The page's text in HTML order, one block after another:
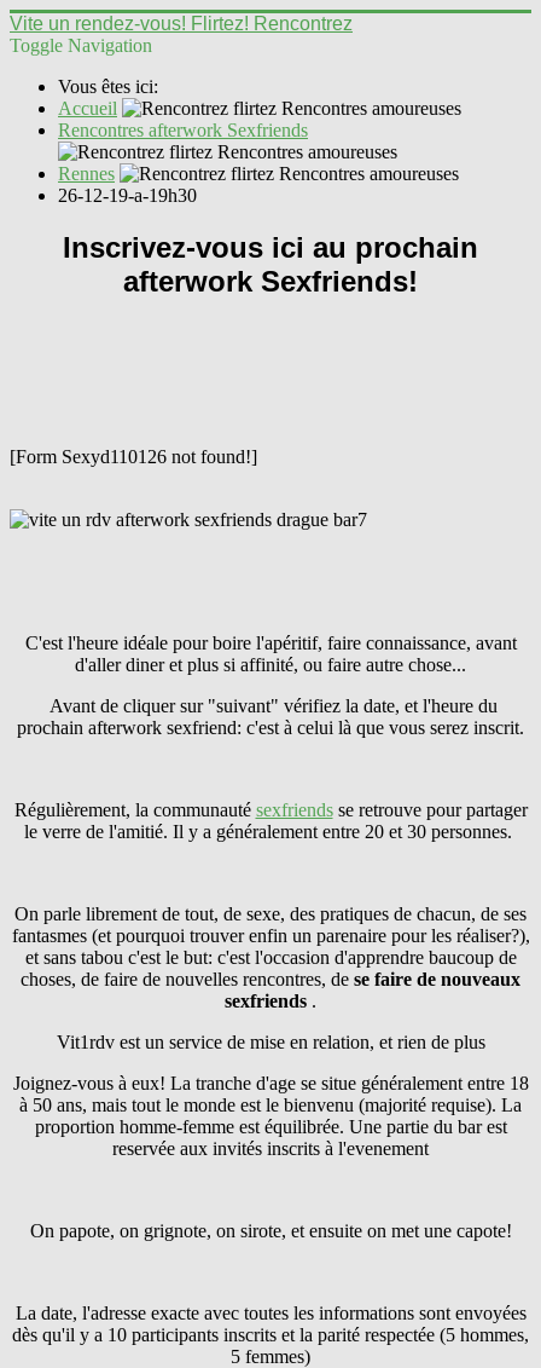
Vite un rendez-vous! Flirtez! Rencontrez
Toggle Navigation
Vous êtes ici:
Accueil
Rencontres afterwork Sexfriends
Rennes
26-12-19-a-19h30
Inscrivez-vous ici au prochain
afterwork Sexfriends!
[Form Sexyd110126 not found!]
C'est l'heure idéale pour boire l'apéritif, faire connaissance, avant
d'aller diner et plus si affinité, ou faire autre chose...
Avant de cliquer sur "suivant" vérifiez la date, et l'heure du
prochain afterwork sexfriend: c'est à celui là que vous serez inscrit.
Régulièrement, la communauté sexfriendsse retrouve pour partager
le verre de l'amitié. Il y a généralement entre 20 et 30 personnes.
On parle librement de tout, de sexe, des pratiques de chacun, de ses
fantasmes (et pourquoi trouver enfin un parenaire pour les réaliser?),
et sans tabou c'est le but: c'est l'occasion d'apprendre baucoup de
choses, de faire de nouvelles rencontres, de se faire de nouveaux
sexfriends .
Vit1rdv est un service de mise en relation, et rien de plus
Joignez-vous à eux! La tranche d'age se situe généralement entre 18
à 50 ans, mais tout le monde est le bienvenu (majorité requise). La
proportion homme-femme est équilibrée. Une partie du bar est
reservée aux invités inscrits à l'evenement
On papote, on grignote, on sirote, et ensuite on met une capote!
La date, l'adresse exacte avec toutes les informations sont envoyées
dès qu'il y a 10 participants inscrits et la parité respectée (5 hommes,
5 femmes)